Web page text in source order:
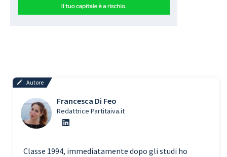
Autore
Francesca Di Feo
Redattrice Partitaiva.it
Classe 1994, immediatamente dopo gli studi ho